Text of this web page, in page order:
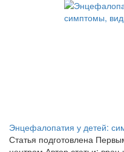
Энцефалопатия у детей:
Статья подготовлена